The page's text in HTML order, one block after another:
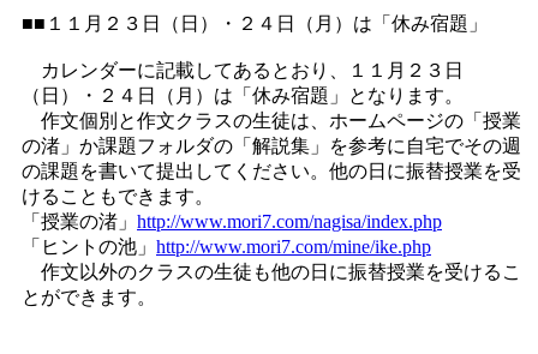
■■１１月２３日（日）・２４日（月）は「休み宿題」
カレンダーに記載してあるとおり、１１月２３日
（日）・２４日（月）は「休み宿題」となります。
作文個別と作文クラスの生徒は、ホームページの「授業
の渚」か課題フォルダの「解説集」を参考に自宅でその週
の課題を書いて提出してください。他の日に振替授業を受
けることもできます。
「授業の渚」 http://www.mori7.com/nagisa/index.php
「ヒントの池」 http://www.mori7.com/mine/ike.php
作文以外のクラスの生徒も他の日に振替授業を受けるこ
とができます。